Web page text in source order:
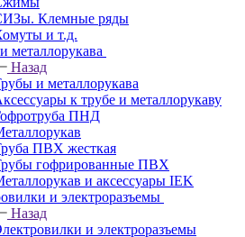
Клемные ряды
и т.д.
металлорукава
Назад
и металлорукава
к трубе и металлорукаву
ПНД
ПВХ жесткая
гофрированные ПВХ
и аксессуары IEK
и электроразъемы
Назад
и электроразъемы